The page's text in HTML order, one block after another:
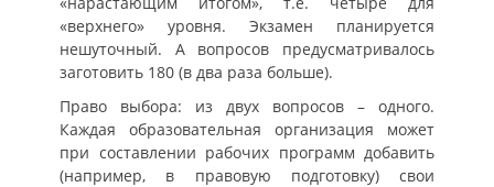
«верхнего» уровня. Экзамен планируется
нешуточный. А вопросов предусматривалось
заготовить 180 (в два раза больше).
Право выбора: из двух вопросов – одного.
Каждая образовательная организация может
при составлении рабочих программ добавить
(например, в правовую подготовку) свои